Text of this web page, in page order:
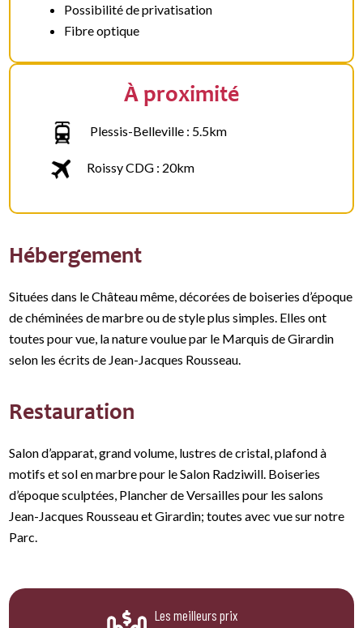
Possibilité de privatisation
Fibre optique
À proximité
Plessis-Belleville : 5.5km
Roissy CDG : 20km
Hébergement
Situées dans le Château même, décorées de boiseries d’époque
de chéminées de marbre ou de style plus simples. Elles ont
toutes pour vue, la nature voulue par le Marquis de Girardin
selon les écrits de Jean-Jacques Rousseau.
Restauration
Salon d’apparat, grand volume, lustres de cristal, plafond à
motifs et sol en marbre pour le Salon Radziwill. Boiseries
d’époque sculptées, Plancher de Versailles pour les salons
Jean-Jacques Rousseau et Girardin; toutes avec vue sur notre
Parc.
Les meilleurs prix